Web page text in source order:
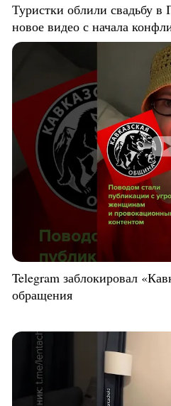
Туристки облили свадьбу в
новое видео с начала
Telegram заблокировал
обращения